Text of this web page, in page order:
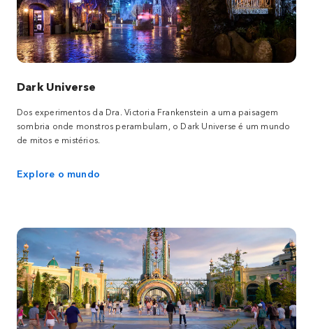
Dark Universe
Dos experimentos da Dra. Victoria Frankenstein a uma paisagem
sombria onde monstros perambulam, o Dark Universe é um mundo
de mitos e mistérios.
Explore o mundo